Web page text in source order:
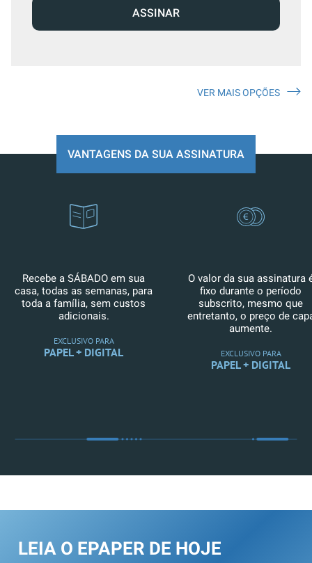
ASSINAR
VER MAIS OPÇÕES
VANTAGENS DA SUA ASSINATURA
Recebe a SÁBADO em sua
casa, todas as semanas, para
toda a família, sem custos
adicionais.
EXCLUSIVO PARA
PAPEL + DIGITAL
O valor da sua assinatura
fixo durante o período
subscrito, mesmo que
entretanto, o preço de
aumente.
EXCLUSIVO PARA
PAPEL + DIGITAL
LEIA O EPAPER DE HOJE